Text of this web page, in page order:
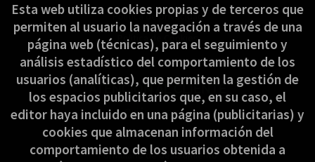
Política de privacidad
Política de Cookies
ATENCIÓN AL CLIENTE
Quiénes somos
Pedidos especiales
Formulario de desistimiento
Esta web utiliza cookies propias y de terceros que
permiten al usuario la navegación a través de una
página web (técnicas), para el seguimiento y
análisis estadístico del comportamiento de los
usuarios (analíticas), que permiten la gestión de
los espacios publicitarios que, en su caso, el
editor haya incluido en una página (publicitarias) y
cookies que almacenan información del
comportamiento de los usuarios obtenida a